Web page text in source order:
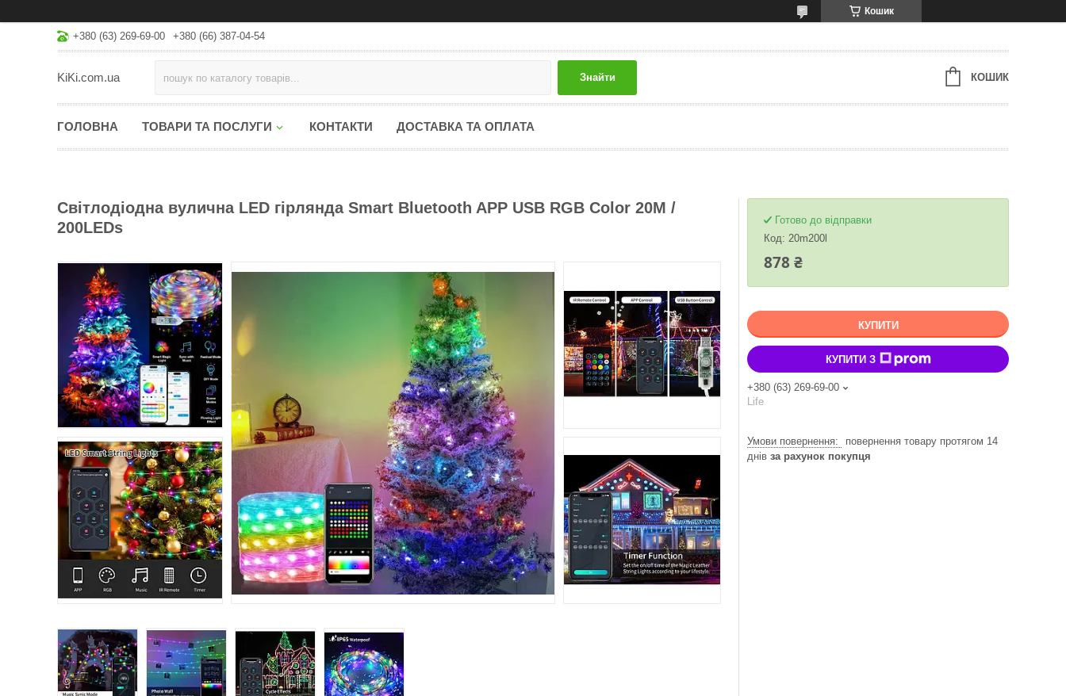
Кошик
+380 (63) 269-69-00 +380 (66) 387-04-54
KiKi.com.ua Знайти КОШИК
ГОЛОВНА ТОВАРИ ТА ПОСЛУГИ КОНТАКТИ ДОСТАВКА ТА ОПЛАТА
Світлодіодна вулична LED гірлянда Smart Bluetooth APP USB RGB Color 20M /
200LEDs
Готово до відправки
Код: 20m200l
878 ₴
КУПИТИ
КУПИТИ З
+380 (63) 269-69-00
Life
повернення товару протягом 14
днів за рахунок покупця